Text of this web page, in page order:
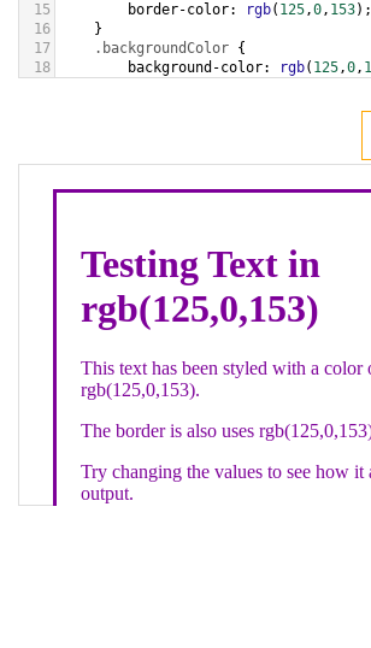
15
border-color: rgb( 125,0, 153);
16
}
17
.backgroundColor {
18
background-color: rgb( 125,0,
white, rgb(125,0,153));
div class="textColor borderColor"
< h1>Testing Text in rgb(125,0,153)